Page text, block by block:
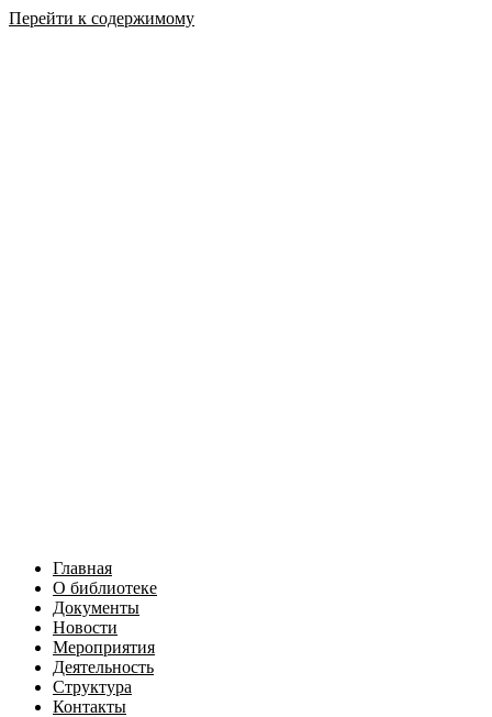
Перейти к содержимому
Главная
О библиотеке
Документы
Новости
Мероприятия
Деятельность
Структура
Контакты